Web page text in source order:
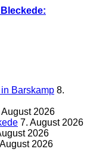
Barskamp 8.
August 2026
7. August 2026
2026
2026